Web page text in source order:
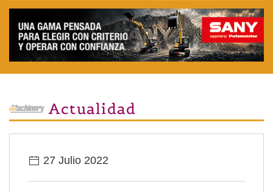
Actualidad
27 Julio 2022